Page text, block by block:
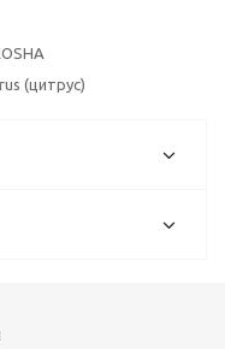
(цитрус)